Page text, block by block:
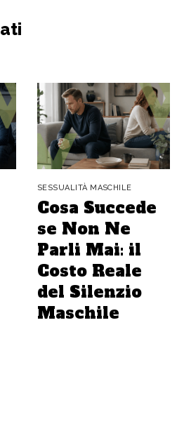
SESSUALITÀ MASCHILE
Cosa Succede
se Non Ne
Parli Mai: il
Costo Reale
del Silenzio
Maschile